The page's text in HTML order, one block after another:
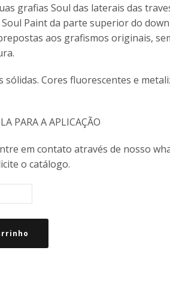
grafias Soul das laterais das
Paint da parte superior do
aos grafismos originais,
sólidas. Cores fluorescentes e
PARA A APLICAÇÃO
em contato através de nosso
o catálogo.